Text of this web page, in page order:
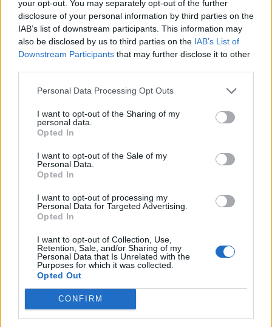
your opt-out. You may separately opt-out of the further
disclosure of your personal information by third parties on the
IAB’s list of downstream participants. This information may
also be disclosed by us to third parties on the IAB’s List of
Downstream Participants that may further disclose it to other
Personal Data Processing Opt Outs
I want to opt-out of the Sharing of my
personal data.
Opted In
I want to opt-out of the Sale of my
Personal Data.
Opted In
I want to opt-out of processing my
Personal Data for Targeted Advertising.
Opted In
I want to opt-out of Collection, Use,
Retention, Sale, and/or Sharing of my
Personal Data that Is Unrelated with the
Purposes for which it was collected.
Opted Out
CONFIRM
Daniele Goegan / 17.03.2024 20:54
giornata
SERIE A
Serie A: risultati e classifica della 15°
Daniele Goegan / 25.02.2024 21:40
← 1 2 3 4 5 6 7 8 10 →
Pagina 5 di 59